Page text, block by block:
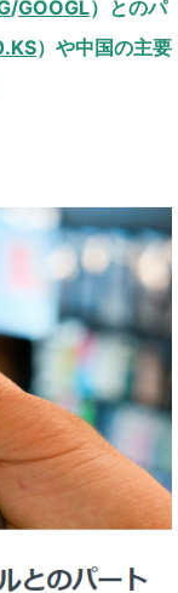
/GOOGL）とのパ
）や中国の主要